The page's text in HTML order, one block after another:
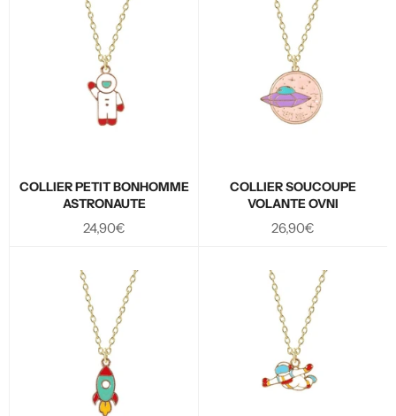
COLLIER PETIT BONHOMME
ASTRONAUTE
Prix
24,90€
COLLIER SOUCOUPE
VOLANTE OVNI
Prix
26,90€